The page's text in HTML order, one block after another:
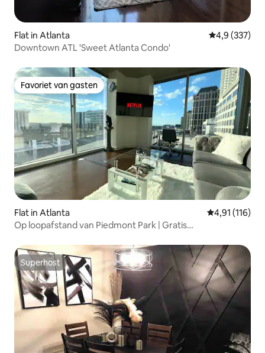
Flat in Atlanta Gemiddelde
4,9 (337)
Downtown ATL 'Sweet Atlanta Condo'
Favoriet van gasten
Favoriet van gasten
Flat in Atlanta Gemiddelde
4,91 (116)
Op loopafstand van Piedmont Park | Gratis
Superhost
Superhost